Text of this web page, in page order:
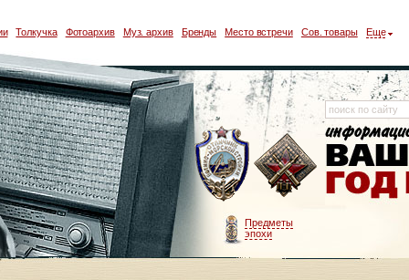
Толкучка Фотоархив Муз. архив Бренды Место встречи Сов. товары Еще
Предметы
эпохи